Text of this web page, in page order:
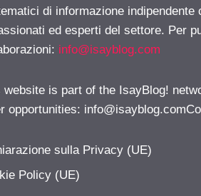
di informazione indipendente
ed esperti del settore. Per
info@isayblog.com
website is part of the IsayBlog!
opportunities:
sulla Privacy (UE)
Policy (UE)